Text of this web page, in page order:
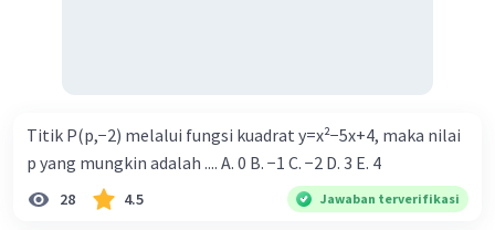
Titik P(p,−2) melalui fungsi kuadrat y=x²−5x+4, maka nilai
p yang mungkin adalah .... A. 0 B. −1 C. −2 D. 3 E. 4
28 4.5 Jawaban terverifikasi